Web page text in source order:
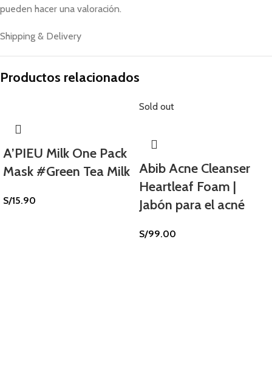
pueden hacer una valoración.
Shipping & Delivery
Productos relacionados
A’PIEU Milk One Pack
Mask #Green Tea Milk
S/15.90
Sold out
Abib Acne Cleanser
Heartleaf Foam |
Jabón para el acné
S/99.00